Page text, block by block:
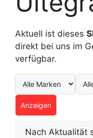
Aktuell ist dieses
direkt bei uns im
verfügbar.
Anzeigen